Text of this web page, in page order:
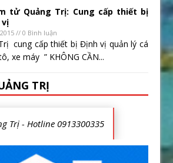
tử Quảng Trị: Cung cấp thiết bị
vị
// 0 Bình luận
cung cấp thiết bị Định vị quản lý cá
xe máy ” KHÔNG CẦN...
TRỊ
Trị - Hotline 0913300335